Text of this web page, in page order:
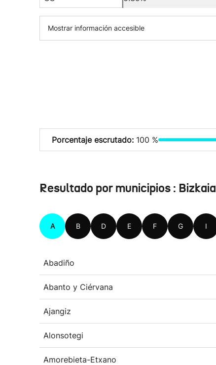
Mostrar información accesible
Porcentaje escrutado: 100 %
Resultado por municipios : Bizkaia
A B D E F G I
Abadiño
Abanto y Ciérvana
Ajangiz
Alonsotegi
Amorebieta-Etxano